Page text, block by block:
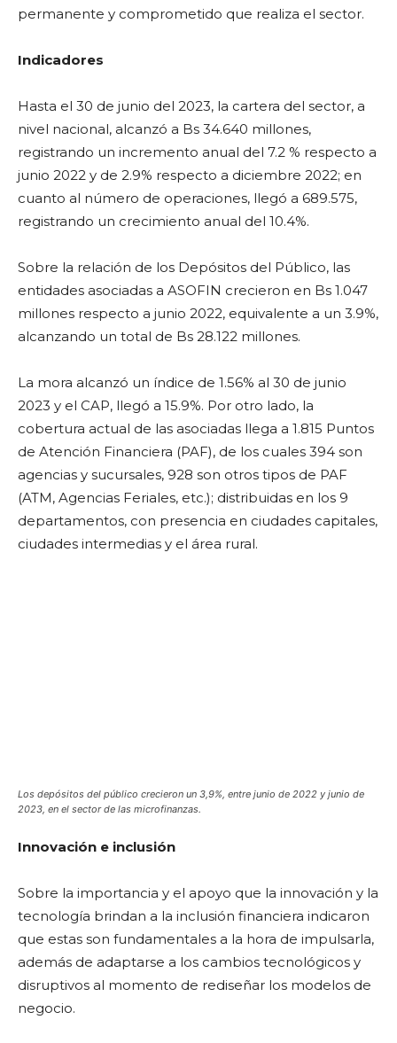
permanente y comprometido que realiza el sector.
Indicadores
Hasta el 30 de junio del 2023, la cartera del sector, a
nivel nacional, alcanzó a Bs 34.640 millones,
registrando un incremento anual del 7.2 % respecto a
junio 2022 y de 2.9% respecto a diciembre 2022; en
cuanto al número de operaciones, llegó a 689.575,
registrando un crecimiento anual del 10.4%.
Sobre la relación de los Depósitos del Público, las
entidades asociadas a ASOFIN crecieron en Bs 1.047
millones respecto a junio 2022, equivalente a un 3.9%,
alcanzando un total de Bs 28.122 millones.
La mora alcanzó un índice de 1.56% al 30 de junio
2023 y el CAP, llegó a 15.9%. Por otro lado, la
cobertura actual de las asociadas llega a 1.815 Puntos
de Atención Financiera (PAF), de los cuales 394 son
agencias y sucursales, 928 son otros tipos de PAF
(ATM, Agencias Feriales, etc.); distribuidas en los 9
departamentos, con presencia en ciudades capitales,
ciudades intermedias y el área rural.
Los depósitos del público crecieron un 3,9%, entre junio de 2022 y junio de
2023, en el sector de las microfinanzas.
Innovación e inclusión
Sobre la importancia y el apoyo que la innovación y la
tecnología brindan a la inclusión financiera indicaron
que estas son fundamentales a la hora de impulsarla,
además de adaptarse a los cambios tecnológicos y
disruptivos al momento de rediseñar los modelos de
negocio.